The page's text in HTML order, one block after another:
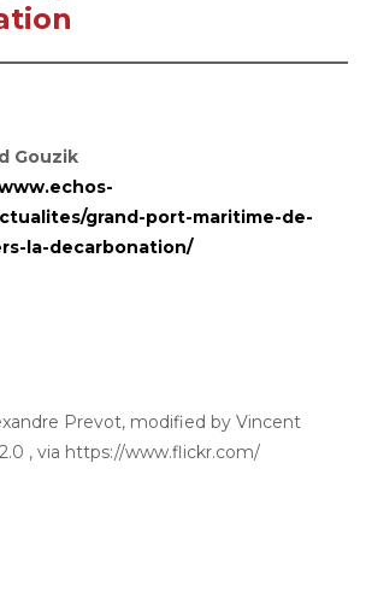
Gouzik
grand-port-maritime-de-
la-decarbonation/